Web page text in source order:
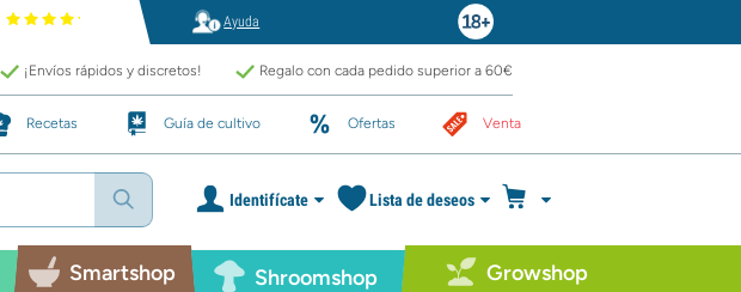
Ayuda
¡Envíos rápidos y discretos! Regalo con cada pedido superior a 60€
Recetas Guía de cultivo Ofertas Venta
Identifícate Lista de deseos
Smartshop Shroomshop Growshop